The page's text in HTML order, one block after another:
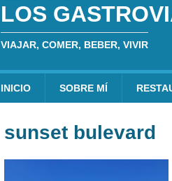
LOS
VIAJAR, COMER, BEBER, VIVIR
INICIO SOBRE MÍ
sunset bulevard